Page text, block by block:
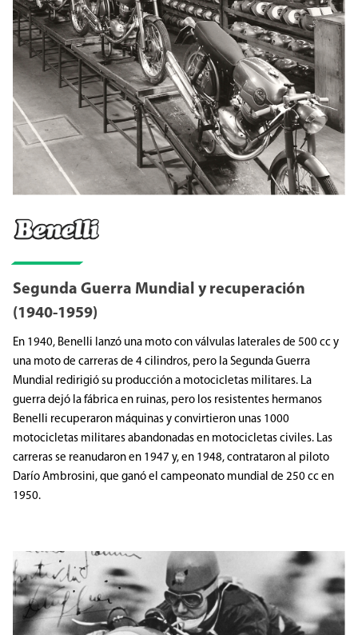
Segunda Guerra Mundial y recuperación
(1940-1959)
En 1940, Benelli lanzó una moto con válvulas laterales de 500 cc y
una moto de carreras de 4 cilindros, pero la Segunda Guerra
Mundial redirigió su producción a motocicletas militares. La
guerra dejó la fábrica en ruinas, pero los resistentes hermanos
Benelli recuperaron máquinas y convirtieron unas 1000
motocicletas militares abandonadas en motocicletas civiles. Las
carreras se reanudaron en 1947 y, en 1948, contrataron al piloto
Darío Ambrosini, que ganó el campeonato mundial de 250 cc en
1950.